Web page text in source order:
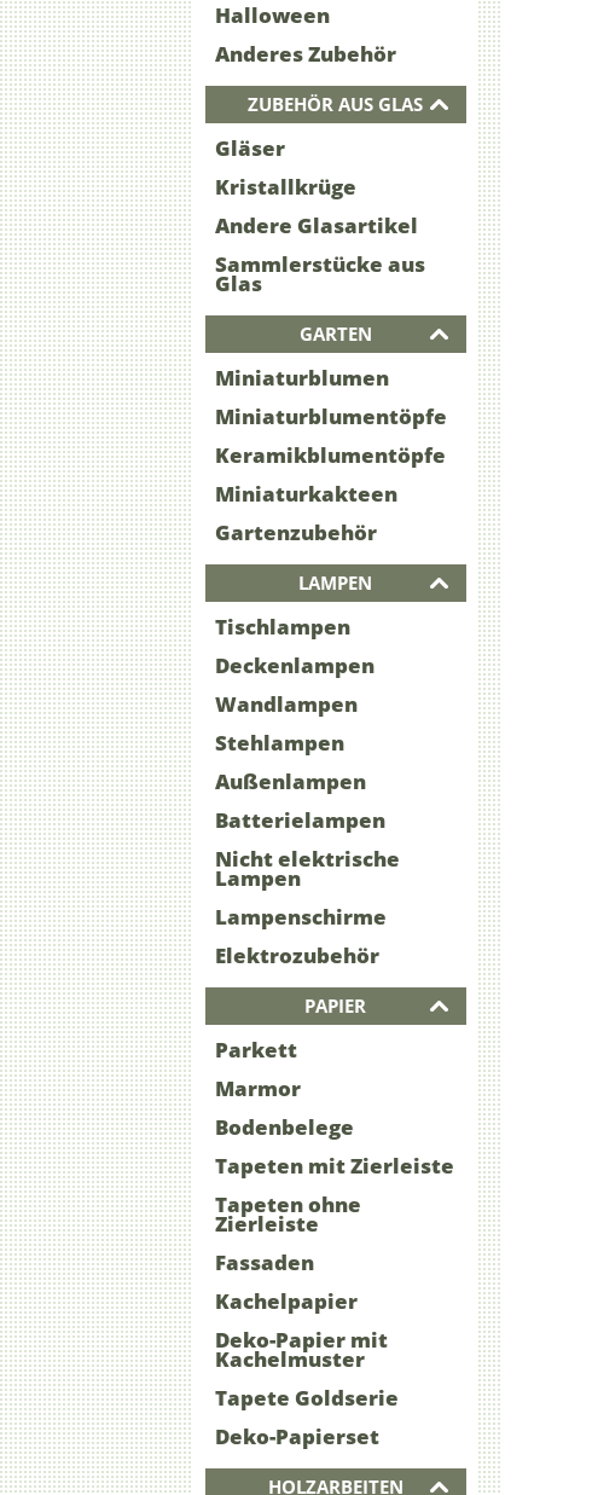
Halloween
Anderes Zubehör
ZUBEHÖR AUS GLAS
Gläser
Kristallkrüge
Andere Glasartikel
Sammlerstücke aus
Glas
GARTEN
Miniaturblumen
Miniaturblumentöpfe
Keramikblumentöpfe
Miniaturkakteen
Gartenzubehör
LAMPEN
Tischlampen
Deckenlampen
Wandlampen
Stehlampen
Außenlampen
Batterielampen
Nicht elektrische
Lampen
Lampenschirme
Elektrozubehör
PAPIER
Parkett
Marmor
Bodenbelege
Tapeten mit Zierleiste
Tapeten ohne
Zierleiste
Fassaden
Kachelpapier
Deko-Papier mit
Kachelmuster
Tapete Goldserie
Deko-Papierset
HOLZARBEITEN